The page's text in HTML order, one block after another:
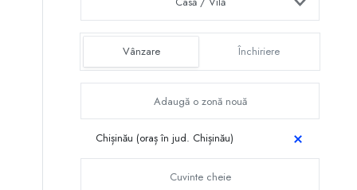
Vânzare Închiriere
Chișinău (oraș în jud. Chișinău)